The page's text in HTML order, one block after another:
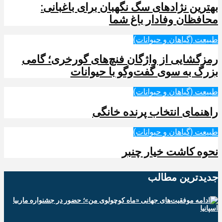
بهترین نژادهای سگ نگهبان برای باغبانی:
محافظان وفادار باغ شما
طبیعت (گیاهان و حیوانات)
رمزگشایی از واژگان فنچ‌های گورخری؛ گامی
بزرگ به سوی گفت‌وگو با حیوانات
طبیعت (گیاهان و حیوانات)
راهنمای انتخاب پرنده خانگی
طبیعت (گیاهان و حیوانات)
نحوه کاشت خیار چنبر
جدیدترین‌ مطالب